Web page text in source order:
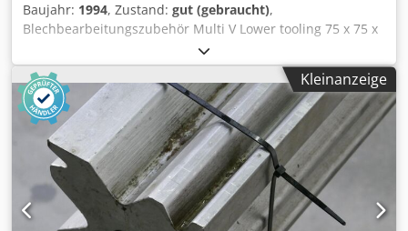
Baujahr: 1994, Zustand: gut (gebraucht),
Blechbearbeitungszubehör Multi V Lower tooling 75 x 75 x
3100 mm Credpfxezc Izto Aprof Totale Länge:3100mm
Totale Breite:75mm Länge: 3100mm Breite: 75mm Höhe:
75mm Bitte beachten Sie: Die Informationen auf dieser
Seite wurden nach bestem Wissen undGewissen von uns ,
und soweit möglich , vom Hersteller bezogen.Die
Informationen werden im guten Glauben abgegeben, aber
die Genauigkeit kann nichtgarantiert werden.
Dementsprechend werden Sie keine Vertretung und
Vertragsbedingungen darstellen.Wir empfehlen Ihnen, alle
wichtigen Details zu überprüfen.
Kleinanzeige